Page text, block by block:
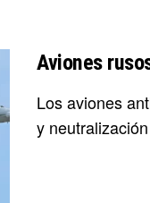
Aviones
Los aviones
y